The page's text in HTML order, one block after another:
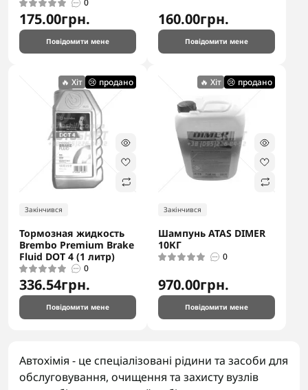
0
175.00грн.
Повідомити мене
160.00грн.
Повідомити мене
🔥 Хіт 😢 продано
Закінчився
Тормозная жидкость
Brembo Premium Brake
Fluid DOT 4 (1 литр)
0
336.54грн.
Повідомити мене
🔥 Хіт 😢 продано
Закінчився
Шампунь ATAS DIMER
10КГ
0
970.00грн.
Повідомити мене
Автохімія - це спеціалізовані рідини та засоби для
обслуговування, очищення та захисту вузлів